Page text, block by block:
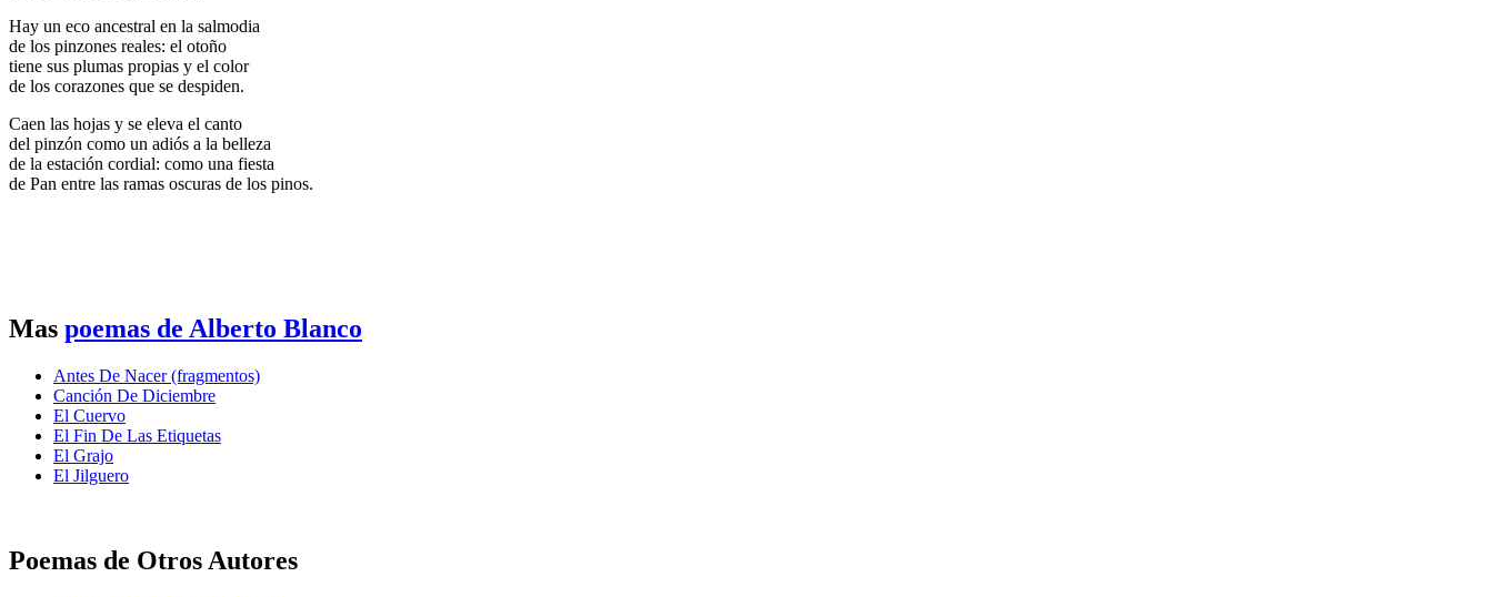
Hay un eco ancestral en la salmodia
de los pinzones reales: el otoño
tiene sus plumas propias y el color
de los corazones que se despiden.
Caen las hojas y se eleva el canto
del pinzón como un adiós a la belleza
de la estación cordial: como una fiesta
de Pan entre las ramas oscuras de los pinos.
Mas poemas de Alberto Blanco
Antes De Nacer (fragmentos)
Canción De Diciembre
El Cuervo
El Fin De Las Etiquetas
El Grajo
El Jilguero
Poemas de Otros Autores